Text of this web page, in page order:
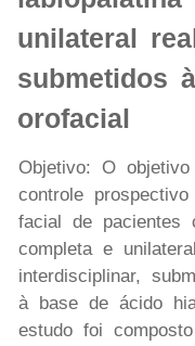
unilateral
submetidos
orofacial
Objetivo: O
controle
facial de pacientes
completa e
interdisciplinar,
à base de ácido
estudo foi